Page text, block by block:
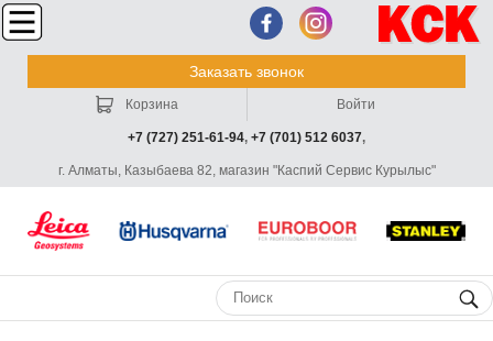
Заказать звонок
+7 (727) 251-61-94, +7 (701) 512 6037,
г. Алматы, Казыбаева 82, магазин "Каспий Сервис Курылыс"
Корзина Войти